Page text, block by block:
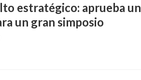
estratégico: aprueba un
un gran simposio